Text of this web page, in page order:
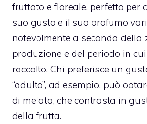
fruttato e floreale, perfetto per
suo gusto e il suo profumo
notevolmente a seconda della
produzione e del periodo in
raccolto. Chi preferisce un
“adulto”, ad esempio, può
di melata, che contrasta in
della frutta.